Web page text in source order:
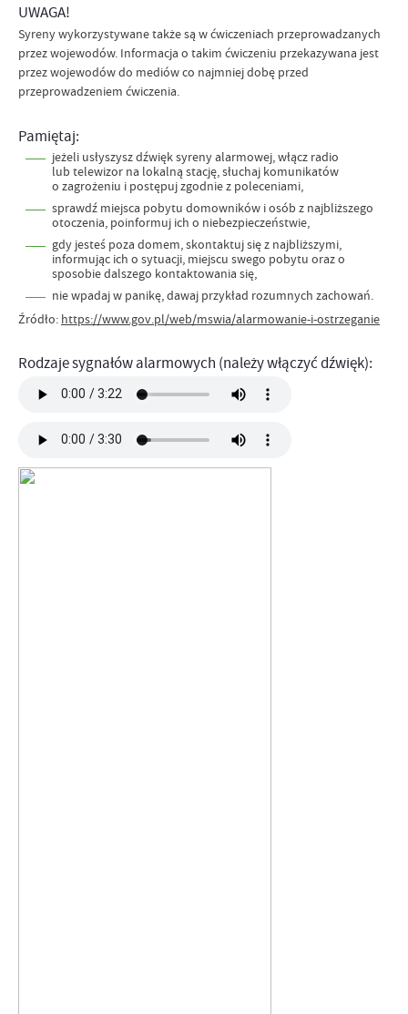
UWAGA!
Syreny wykorzystywane także są w ćwiczeniach przeprowadzanych
przez wojewodów. Informacja o takim ćwiczeniu przekazywana jest
przez wojewodów do mediów co najmniej dobę przed
przeprowadzeniem ćwiczenia.
Pamiętaj:
jeżeli usłyszysz dźwięk syreny alarmowej, włącz radio
lub telewizor na lokalną stację, słuchaj komunikatów
o zagrożeniu i postępuj zgodnie z poleceniami,
sprawdź miejsca pobytu domowników i osób z najbliższego
otoczenia, poinformuj ich o niebezpieczeństwie,
gdy jesteś poza domem, skontaktuj się z najbliższymi,
informując ich o sytuacji, miejscu swego pobytu oraz o
sposobie dalszego kontaktowania się,
nie wpadaj w panikę, dawaj przykład rozumnych zachowań.
Źródło: https://www.gov.pl/web/mswia/alarmowanie-i-ostrzeganie
Rodzaje sygnałów alarmowych (należy włączyć dźwięk):